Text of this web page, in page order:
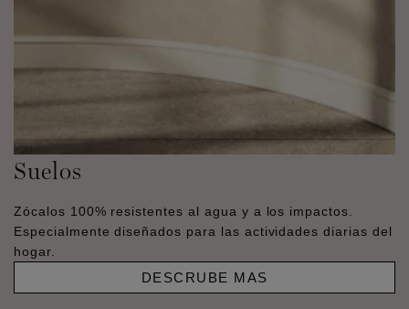
Suelos
Zócalos 100% resistentes al agua y a los impactos.
Especialmente diseñados para las actividades diarias del
hogar.
DESCRUBE MAS